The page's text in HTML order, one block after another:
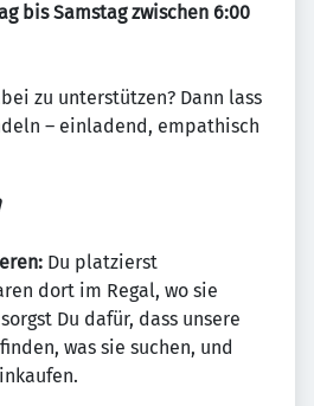
bis Samstag zwischen 6:00
zu unterstützen? Dann lass
– einladend, empathisch
Du platzierst
dort im Regal, wo sie
Du dafür, dass unsere
was sie suchen, und